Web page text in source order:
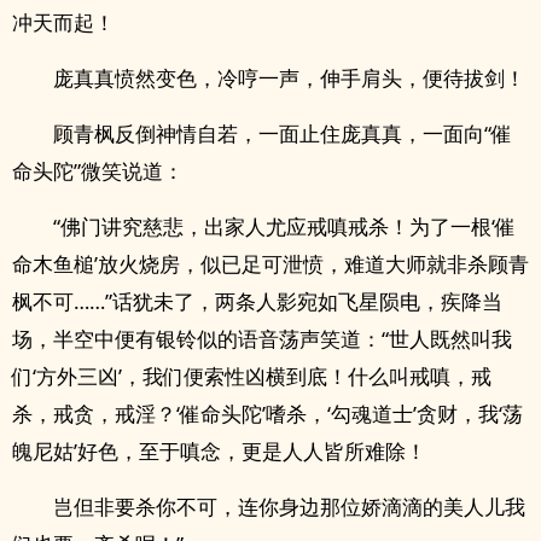
冲天而起！
庞真真愤然变色，冷哼一声，伸手肩头，便待拔剑！
顾青枫反倒神情自若，一面止住庞真真，一面向“催
命头陀”微笑说道：
“佛门讲究慈悲，出家人尤应戒嗔戒杀！为了一根‘催
命木鱼槌’放火烧房，似已足可泄愤，难道大师就非杀顾青
枫不可……”话犹未了，两条人影宛如飞星陨电，疾降当
场，半空中便有银铃似的语音荡声笑道：“世人既然叫我
们‘方外三凶’，我们便索性凶横到底！什么叫戒嗔，戒
杀，戒贪，戒淫？‘催命头陀’嗜杀，‘勾魂道士’贪财，我‘荡
魄尼姑’好色，至于嗔念，更是人人皆所难除！
岂但非要杀你不可，连你身边那位娇滴滴的美人儿我